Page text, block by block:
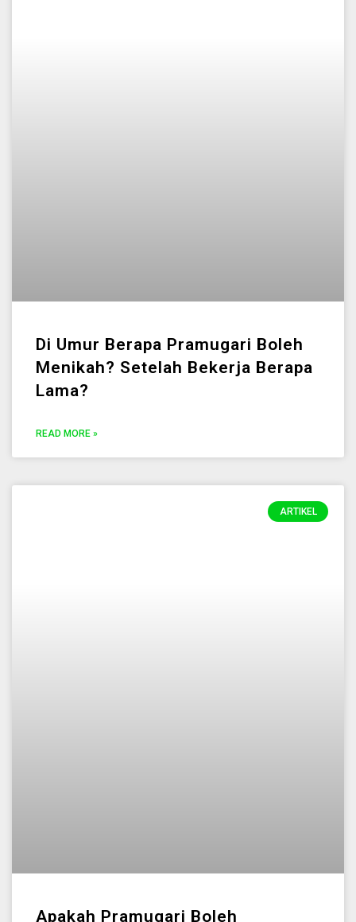
Di Umur Berapa Pramugari Boleh
Menikah? Setelah Bekerja Berapa
Lama?
READ MORE »
ARTIKEL
Apakah Pramugari Boleh